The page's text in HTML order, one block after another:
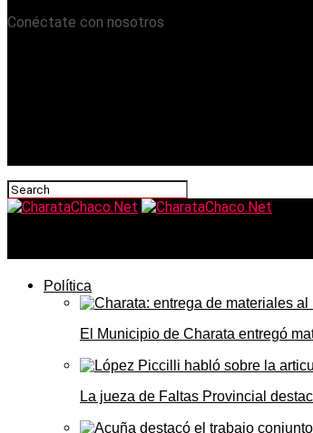
Conéctate con nosotros
Política
El Municipio de Charata entregó
La jueza de Faltas Provincial